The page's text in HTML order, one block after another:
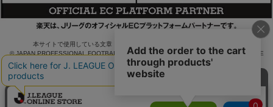
本サイトで使用している文章・画像等の無断での複製・転載を禁止します。
© JAPAN PROFESSIONAL FOOTBALL LEAGUE Rakuten Group, Inc. ALL RIGHTS RE
SERVED.